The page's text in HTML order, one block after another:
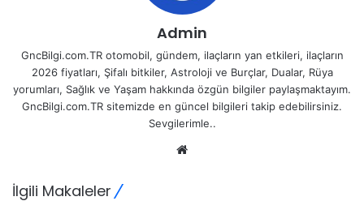
Admin
GncBilgi.com.TR otomobil, gündem, ilaçların yan etkileri, ilaçların
2026 fiyatları, Şifalı bitkiler, Astroloji ve Burçlar, Dualar, Rüya
yorumları, Sağlık ve Yaşam hakkında özgün bilgiler paylaşmaktayım.
GncBilgi.com.TR sitemizde en güncel bilgileri takip edebilirsiniz.
Sevgilerimle..
İlgili Makaleler